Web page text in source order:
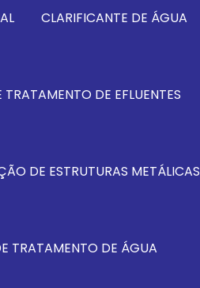
CLARIFICANTE DE ÁGUA
DE EFLUENTES
DE ESTRUTURAS METÁLICAS
TRATAMENTO DE ÁGUA